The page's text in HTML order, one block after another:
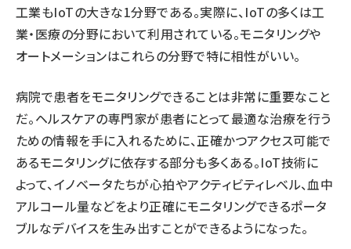
工業もIoTの大きな1分野である。実際に、IoTの多くは工
業・医療の分野において利用されている。モニタリングや
オートメーションはこれらの分野で特に相性がいい。
病院で患者をモニタリングできることは非常に重要なこと
だ。ヘルスケアの専門家が患者にとって最適な治療を行う
ための情報を手に入れるために、正確かつアクセス可能で
あるモニタリングに依存する部分も多くある。IoT技術に
よって、イノベータたちが心拍やアクティビティレベル、血中
アルコール量などをより正確にモニタリングできるポータ
ブルなデバイスを生み出すことができるようになった。